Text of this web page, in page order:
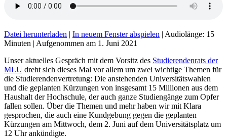
Datei herunterladen | In neuem Fenster abspielen | Audiolänge: 15
Minuten | Aufgenommen am 1. Juni 2021
Unser aktuelles Gespräch mit dem Vorsitz des Studierendenrats der
MLU dreht sich dieses Mal vor allem um zwei wichtige Themen für
die Studierendenvertretung: Die anstehenden Universitätswahlen
und die geplanten Kürzungen von insgesamt 15 Millionen aus dem
Haushalt der Hochschule, der auch ganze Studiengänge zum Opfer
fallen sollen. Über die Themen und mehr haben wir mit Klara
gesprochen, die auch eine Kundgebung gegen die geplanten
Kürzungen am Mittwoch, dem 2. Juni auf dem Universitätsplatz um
12 Uhr ankündigte.